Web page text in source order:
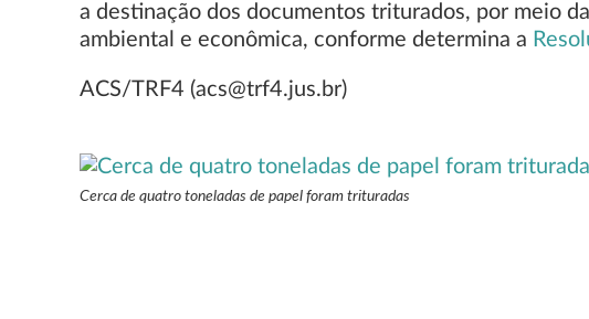
a destinação dos documentos triturados, por meio
ambiental e econômica, conforme determina a
ACS/TRF4 (acs@trf4.jus.br)
Cerca de quatro toneladas de papel foram trituradas